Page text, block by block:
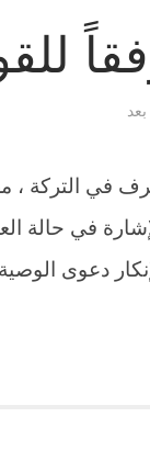
في التركة ،
في حالة
لا تسمع عند الإنكار